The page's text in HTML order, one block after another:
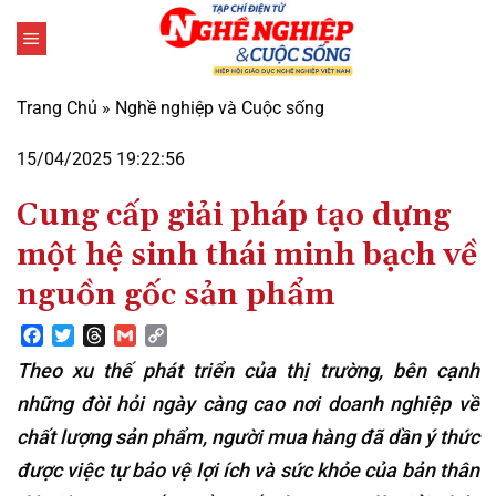
qua
dung
Trang Chủ » Nghề nghiệp và Cuộc sống
15/04/2025 19:22:56
Cung cấp giải pháp tạo dựng
một hệ sinh thái minh bạch về
nguồn gốc sản phẩm
Facebook
TwitterThreads
Gmail
Link
Theo xu thế phát triển của thị trường, bên cạnh
những đòi hỏi ngày càng cao nơi doanh nghiệp về
chất lượng sản phẩm, người mua hàng đã dần ý thức
được việc tự bảo vệ lợi ích và sức khỏe của bản thân